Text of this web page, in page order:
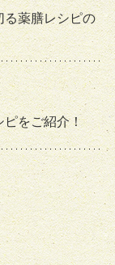
る薬膳レシピの
ピをご紹介！